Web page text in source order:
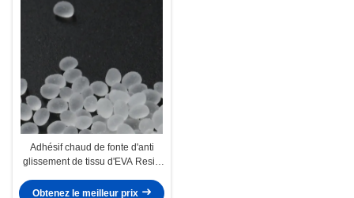
Adhésif chaud de fonte d'anti
glissement de tissu d'EVA Resin
Obtenez le meilleur prix